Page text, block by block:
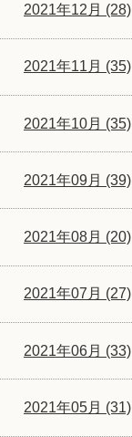
2021年12月 (28)
2021年11月 (35)
2021年10月 (35)
2021年09月 (39)
2021年08月 (20)
2021年07月 (27)
2021年06月 (33)
2021年05月 (31)